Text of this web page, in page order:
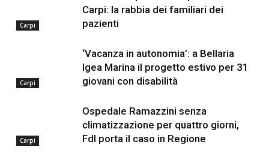
Carpi
Carpi: la rabbia dei familiari dei
pazienti
Carpi
‘Vacanza in autonomia’: a Bellaria
Igea Marina il progetto estivo per 31
giovani con disabilità
Carpi
Ospedale Ramazzini senza
climatizzazione per quattro giorni,
FdI porta il caso in Regione